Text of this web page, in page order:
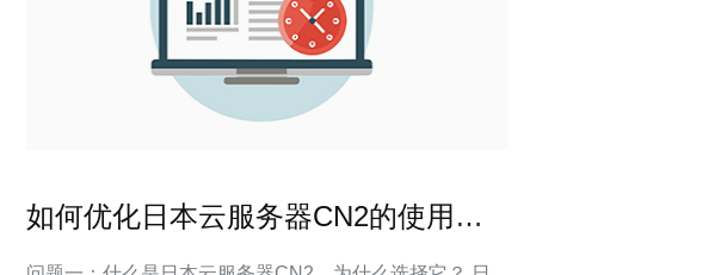
如何优化日本云服务器CN2的使用体